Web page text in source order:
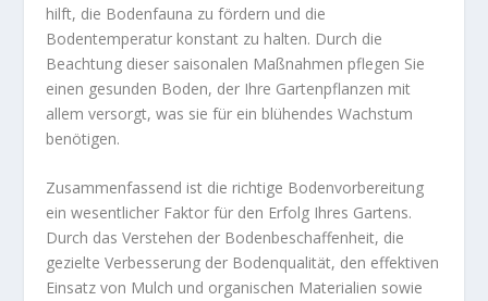
hilft, die Bodenfauna zu fördern und die
Bodentemperatur konstant zu halten. Durch die
Beachtung dieser saisonalen Maßnahmen pflegen Sie
einen gesunden Boden, der Ihre Gartenpflanzen mit
allem versorgt, was sie für ein blühendes Wachstum
benötigen.
Zusammenfassend ist die richtige Bodenvorbereitung
ein wesentlicher Faktor für den Erfolg Ihres Gartens.
Durch das Verstehen der Bodenbeschaffenheit, die
gezielte Verbesserung der Bodenqualität, den effektiven
Einsatz von Mulch und organischen Materialien sowie